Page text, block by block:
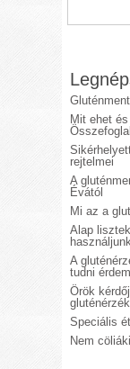
Mit ehet
rejtelmei
A
Évától
Mi az a
Alap
A
tudni
Örök
Speciális
Nem